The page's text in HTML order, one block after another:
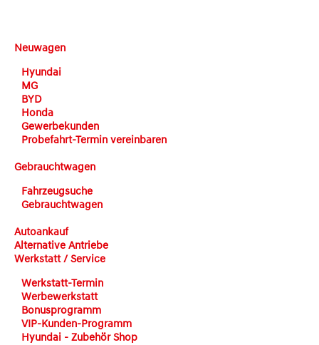
Neuwagen
Hyundai
MG
BYD
Honda
Gewerbekunden
Probefahrt-Termin vereinbaren
Gebrauchtwagen
Fahrzeugsuche
Gebrauchtwagen
Autoankauf
Alternative Antriebe
Werkstatt / Service
Werkstatt-Termin
Werbewerkstatt
Bonusprogramm
VIP-Kunden-Programm
Hyundai - Zubehör Shop